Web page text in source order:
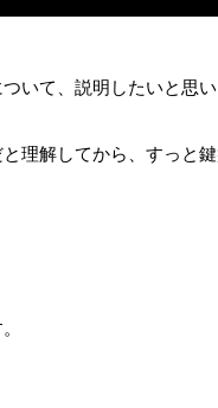
いて、説明したいと思
理解してから、すっと